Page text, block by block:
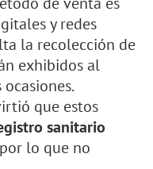
y redes
la recolección de
exhibidos al
que estos
sanitario
por lo que no